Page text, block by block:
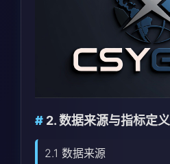
2. 数据来源与指标定义
2.1 数据来源